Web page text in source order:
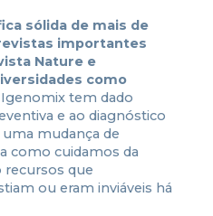
sólida de mais de
importantes
Nature e
como
Igenomix tem dado
e ao diagnóstico
mudança de
como cuidamos da
recursos que
ou eram inviáveis há